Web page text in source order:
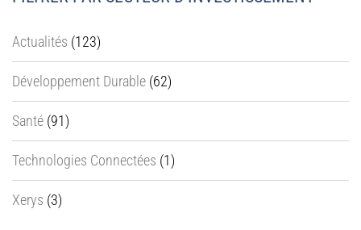
Actualités (123)
Développement Durable (62)
Santé (91)
Technologies Connectées (1)
Xerys (3)